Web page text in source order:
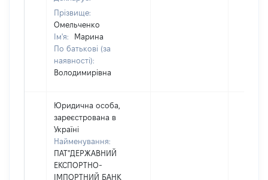
Прізвище:
Омельченко
Ім'я:
Марина
По батькові (за
наявності):
Володимирівна
Юридична особа,
зареєстрована в
Україні
Найменування:
ПАТ"ДЕРЖАВНИЙ
ЕКСПОРТНО-
ІМПОРТНИЙ БАНК